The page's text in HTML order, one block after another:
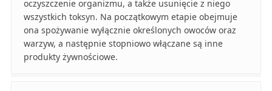
oczyszczenie organizmu, a także usunięcie z niego
wszystkich toksyn. Na początkowym etapie obejmuje
ona spożywanie wyłącznie określonych owoców oraz
warzyw, a następnie stopniowo włączane są inne
produkty żywnościowe.